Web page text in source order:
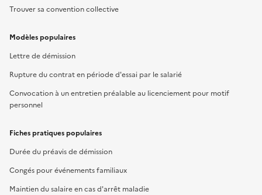
Trouver sa convention collective
Modèles populaires
Lettre de démission
Rupture du contrat en période d'essai par le salarié
Convocation à un entretien préalable au licenciement pour motif
personnel
Fiches pratiques populaires
Durée du préavis de démission
Congés pour événements familiaux
Maintien du salaire en cas d'arrêt maladie